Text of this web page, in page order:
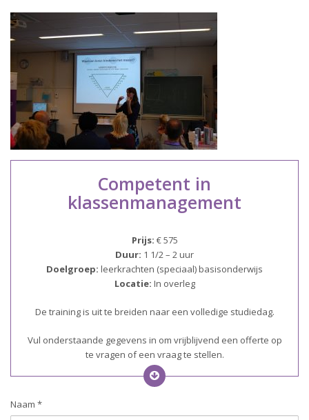
Competent in
klassenmanagement
Prijs: € 575
Duur: 1 1/2 – 2 uur
Doelgroep: leerkrachten (speciaal) basisonderwijs
Locatie: In overleg
De training is uit te breiden naar een volledige studiedag.
Vul onderstaande gegevens in om vrijblijvend een offerte op
te vragen of een vraag te stellen.
Naam *